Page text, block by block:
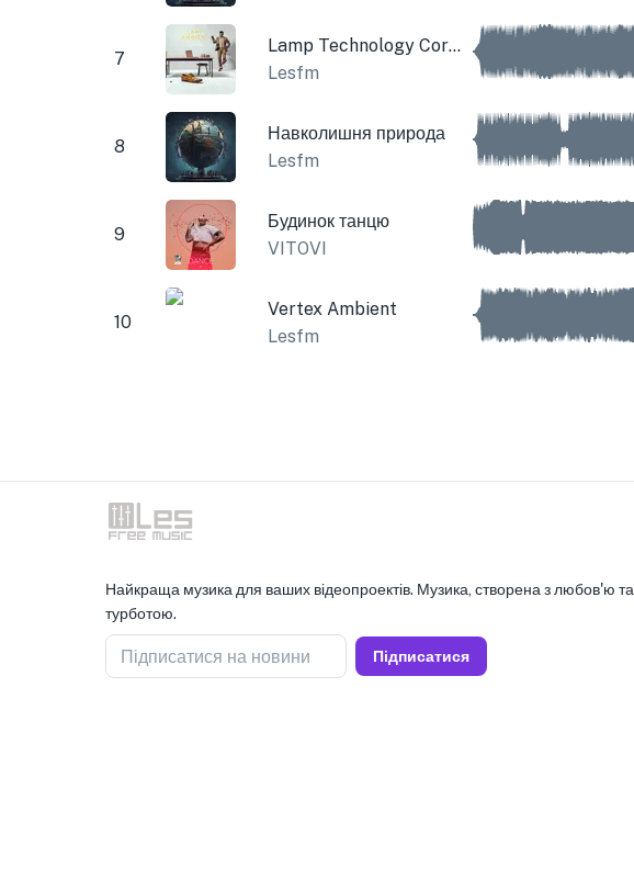
7
Lamp Technology Corporate
Lesfm
8
Навколишня природа
Lesfm
9
Будинок танцю
VITOVI
10
Vertex Ambient
Lesfm
Найкраща музика для ваших відеопроектів. Музика, створена з любов'ю та
турботою.
Підписатися на новини Підписатися